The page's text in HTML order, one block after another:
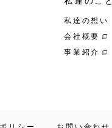
私達の想い
会社概要
事業紹介